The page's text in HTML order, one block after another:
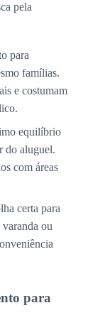
pela
para
famílias.
e costumam
equilíbrio
do aluguel.
com áreas
certa para
ou
para